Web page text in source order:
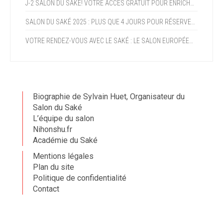
Biographie de Sylvain Huet, Organisateur du
Salon du Saké
L’équipe du salon
Nihonshu.fr
Académie du Saké
Mentions légales
Plan du site
Politique de confidentialité
Contact